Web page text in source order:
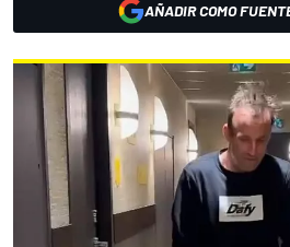
AÑADIR COMO